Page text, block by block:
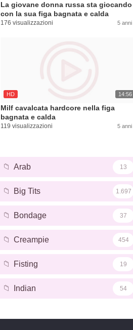
La giovane donna russa sta giocando
con la sua figa bagnata e calda
176 visualizzazioni 5 anni
HD 14:56
Milf cavalcata hardcore nella figa
bagnata e calda
119 visualizzazioni 5 anni
📁 Arab 13
📁 Big Tits 1.697
📁 Bondage 37
📁 Creampie 454
📁 Fisting 19
📁 Indian 54